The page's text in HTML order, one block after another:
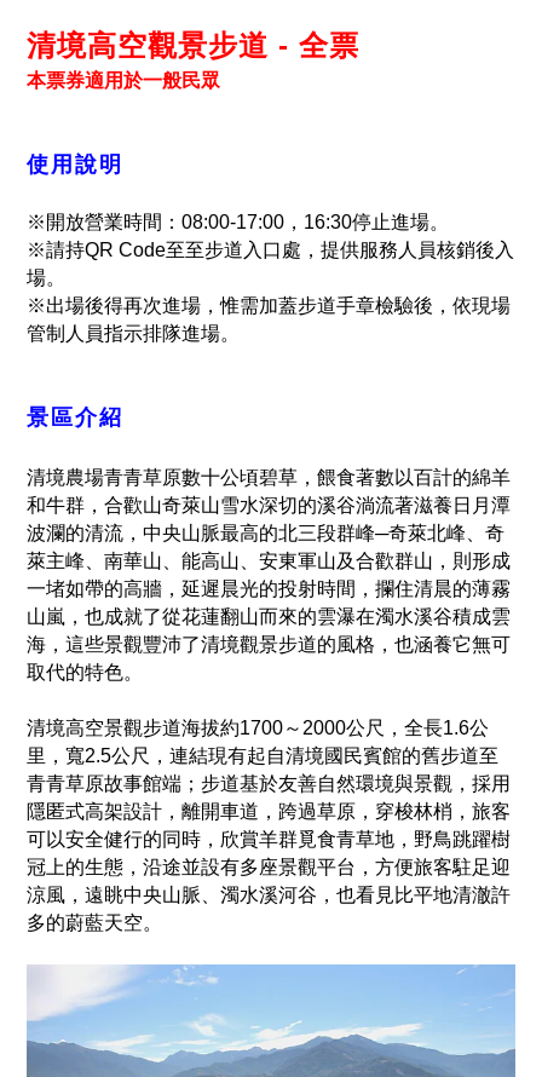
清境高空觀景步道 - 全票
本票券適用於一般民眾
使用說明
※開放營業時間：08:00-17:00，16:30停止進場。
※請持QR Code至至步道入口處，提供服務人員核銷後入
場。
※出場後得再次進場，惟需加蓋步道手章檢驗後，依現場
管制人員指示排隊進場。
景區介紹
清境農場青青草原數十公頃碧草，餵食著數以百計的綿羊
和牛群，合歡山奇萊山雪水深切的溪谷淌流著滋養日月潭
波瀾的清流，中央山脈最高的北三段群峰─奇萊北峰、奇
萊主峰、南華山、能高山、安東軍山及合歡群山，則形成
一堵如帶的高牆，延遲晨光的投射時間，攔住清晨的薄霧
山嵐，也成就了從花蓮翻山而來的雲瀑在濁水溪谷積成雲
海，這些景觀豐沛了清境觀景步道的風格，也涵養它無可
取代的特色。
清境高空景觀步道海拔約1700～2000公尺，全長1.6公
里，寬2.5公尺，連結現有起自清境國民賓館的舊步道至
青青草原故事館端；步道基於友善自然環境與景觀，採用
隱匿式高架設計，離開車道，跨過草原，穿梭林梢，旅客
可以安全健行的同時，欣賞羊群覓食青草地，野鳥跳躍樹
冠上的生態，沿途並設有多座景觀平台，方便旅客駐足迎
涼風，遠眺中央山脈、濁水溪河谷，也看見比平地清澈許
多的蔚藍天空。